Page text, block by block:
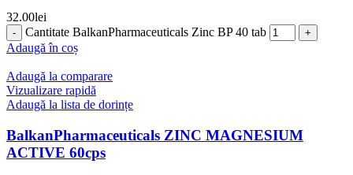
32.00lei
Cantitate BalkanPharmaceuticals Zinc BP 40 tab
Adaugă în coș
Adaugă la comparare
Vizualizare rapidă
Adaugă la lista de dorințe
BalkanPharmaceuticals ZINC MAGNESIUM
ACTIVE 60cps